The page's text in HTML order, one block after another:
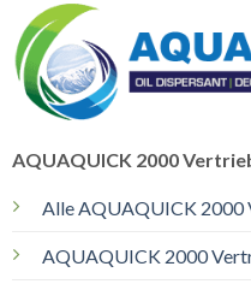
AQUAQUICK 2000
Alle AQUAQUICK 2000
AQUAQUICK 2000